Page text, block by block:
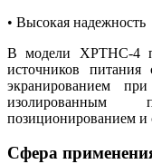
• Высокая надежность
В модели XPTHC-4
источников
экранированием
изолированным
позиционированием и
Сфера